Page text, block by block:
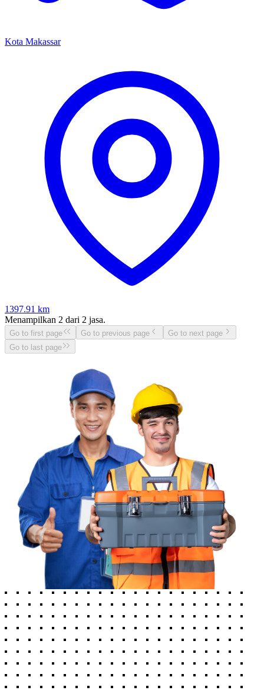
Kota Makassar
1397.91 km
Menampilkan 2 dari 2 jasa.
Go to first page Go to previous page
Go to next page
Go to last page